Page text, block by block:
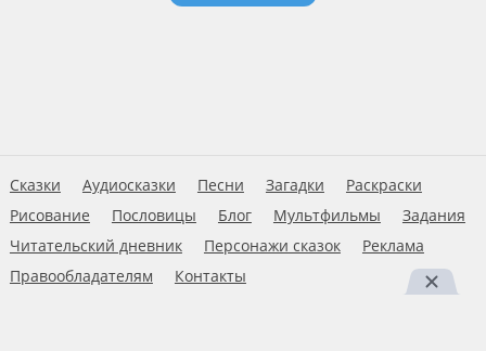
Сказки Аудиосказки Песни Загадки
Раскраски
Рисование
Пословицы Блог Мультфильмы
Задания
Читательский дневник
Персонажи сказок
Реклама
Правообладателям
Контакты